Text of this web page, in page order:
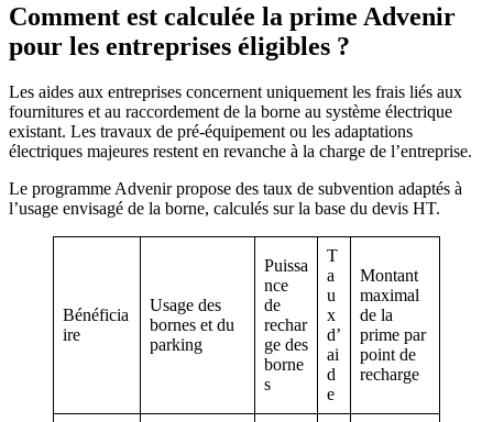
Comment est calculée la prime Advenir
pour les entreprises éligibles ?
Les aides aux entreprises concernent uniquement les frais liés aux
fournitures et au raccordement de la borne au système électrique
existant. Les travaux de pré-équipement ou les adaptations
électriques majeures restent en revanche à la charge de l’entreprise.
Le programme Advenir propose des taux de subvention adaptés à
l’usage envisagé de la borne, calculés sur la base du devis HT.
Bénéficia
ire
Usage des
bornes et du
parking
Puissa
nce
de
rechar
ge des
borne
s
T
a
u
x
d’
ai
d
e
Montant
maximal
de la
prime par
point de
recharge